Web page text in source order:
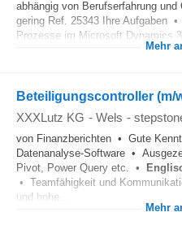
abhängig von Berufserfahrung
gering Ref. 25343 Ihre Aufgaben
Prozesse im Microsoft Dynamics
Mehr
Beteiligungscontroller (m/
XXXLutz KG - Wels -
von Finanzberichten • Gute
Datenanalyse-Software •
Pivot, Power Query etc. •
• Teamfähigkeit und
und hohe...
Mehr